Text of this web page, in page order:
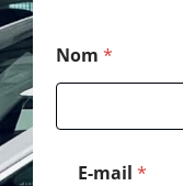
Nom *
E-mail *